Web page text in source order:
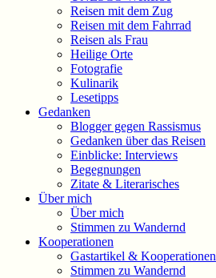
Reisen mit dem Zug
Reisen mit dem Fahrrad
Reisen als Frau
Heilige Orte
Fotografie
Kulinarik
Lesetipps
Gedanken
Blogger gegen Rassismus
Gedanken über das Reisen
Einblicke: Interviews
Begegnungen
Zitate & Literarisches
Über mich
Über mich
Stimmen zu Wandernd
Kooperationen
Gastartikel & Kooperationen
Stimmen zu Wandernd